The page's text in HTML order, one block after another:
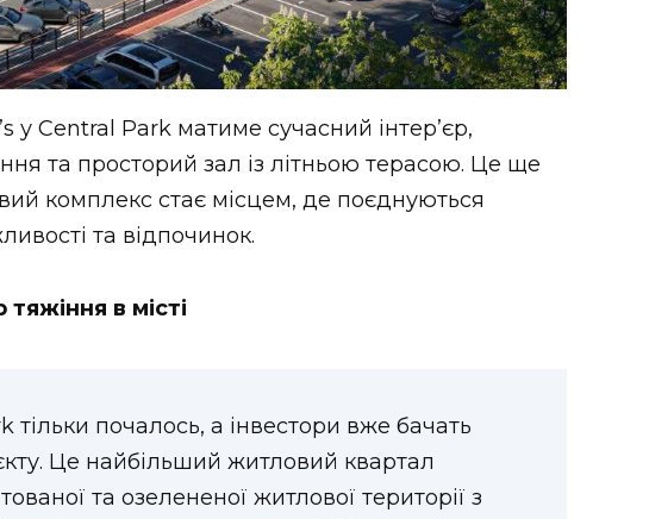
у Central Park матиме сучасний інтер’єр,
та просторий зал із літньою терасою. Це ще
комплекс стає місцем, де поєднуються
та відпочинок.
в місті
тільки почалось, а інвестори вже бачать
Це найбільший житловий квартал
та озелененої житлової території з